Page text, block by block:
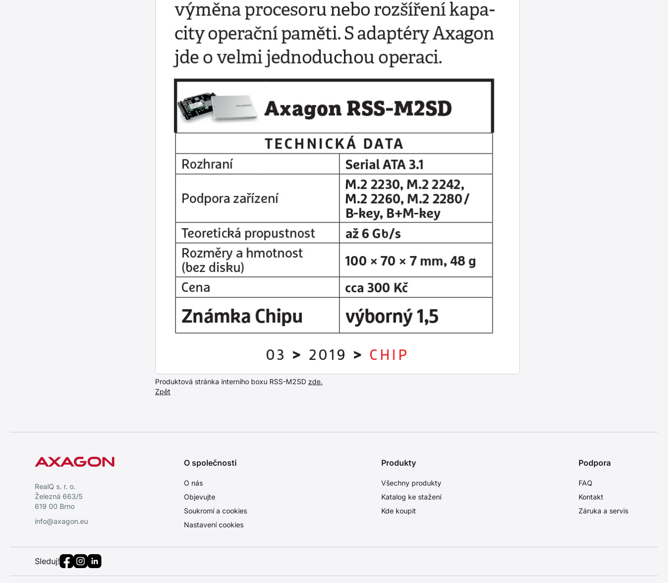
Produktová stránka interního boxu RSS-M2SD zde.
Zpět
RealQ s. r. o.
Železná 663/5
619 00 Brno
info@axagon.eu
O společnosti
O nás
Objevujte
Soukromí a cookies
Nastavení cookies
Produkty
Všechny produkty
Katalog ke stažení
Kde koupit
Podpora
FAQ
Kontakt
Záruka a servis
Sleduj!